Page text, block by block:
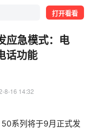
打开看看
应急模式：电
话功能
8-16 14:32
系列将于9月正式发